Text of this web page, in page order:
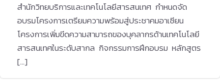
สำนักวิทยบริการและเทคโนโลยีสารสนเทศ กำหนดจัด
อบรมโครงการเตรียมความพร้อมสู่ประชาคมอาเซียน
โครงการเพิ่มขีดความสามารถของบุคลากรด้านเทคโนโลยี
สารสนเทศในระดับสากล กิจกรรมการฝึกอบรม หลักสูตร
[…]